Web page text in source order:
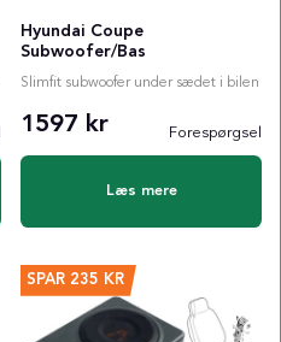
Hyundai Coupe
Subwoofer/Bas
Slimfit subwoofer under sædet i bilen
1597 kr Forespørgsel
Læs mere
SPAR 235 KR